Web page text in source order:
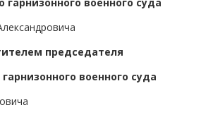
председателя
военного суда